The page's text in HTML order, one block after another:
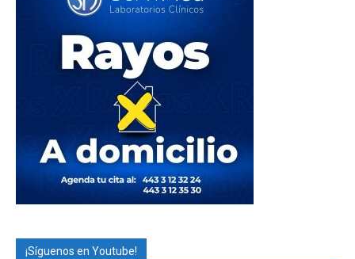
¡Síguenos en Youtube!